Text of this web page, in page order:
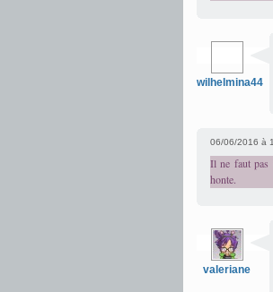
wilhelmina44
06/06/2016 à
Il ne faut pas
honte.
valeriane